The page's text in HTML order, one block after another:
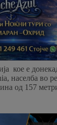
кое е
населба во
од 157